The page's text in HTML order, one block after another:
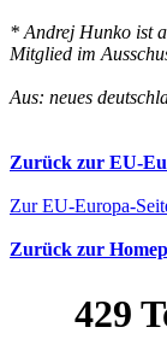
* Andrej Hunko ist
Mitglied im
Aus: neues
Zurück zur EU-
Zur EU-Europa-
Zurück zur